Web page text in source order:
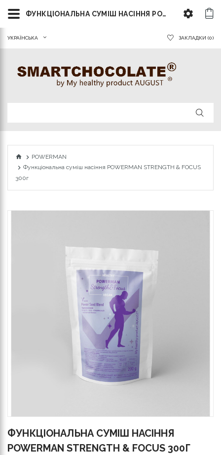
УКРАЇНСЬКА ЗАКЛАДКИ (0)
POWERMAN
Функціональна суміш насіння POWERMAN STRENGTH & FOCUS
300г
ФУНКЦІОНАЛЬНА СУМІШ НАСІННЯ
POWERMAN STRENGTH & FOCUS 300Г
ФУНКЦІОНАЛЬНА СУМІШ НАСІННЯ POWERMAN STRENGTH & FOCUS 300Г